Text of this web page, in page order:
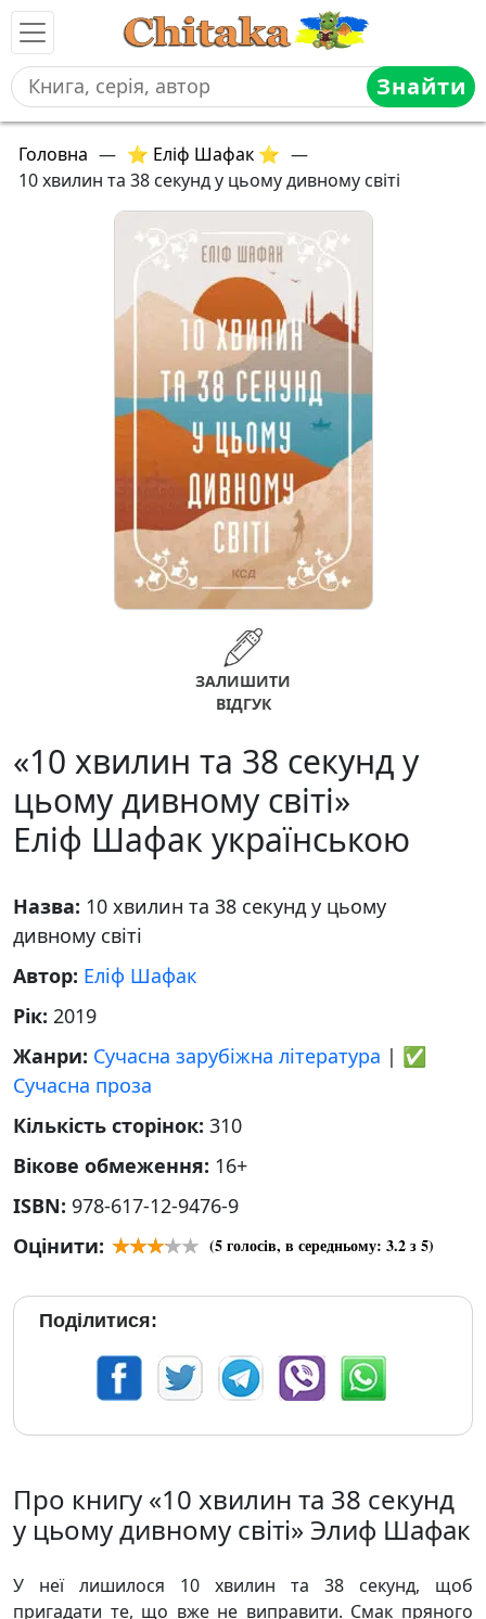
Знайти
Головна — ⭐ Еліф Шафак ⭐ —
10 хвилин та 38 секунд у цьому дивному світі
ЗАЛИШИТИ
ВІДГУК
«10 хвилин та 38 секунд у
цьому дивному світі»
Еліф Шафак українською
Назва: 10 хвилин та 38 секунд у цьому
дивному світі
Автор: Еліф Шафак
Рік: 2019
Жанри: Сучасна зарубіжна література | ✅
Сучасна проза
Кількість сторінок: 310
Вікове обмеження: 16+
ISBN: 978-617-12-9476-9
Оцінити:
(5голосів, в середньому: 3.2з 5)
Поділитися:
Про книгу «10 хвилин та 38 секунд
у цьому дивному світі» Элиф Шафак
У неї лишилося 10 хвилин та 38 секунд, щоб
пригадати те, що вже не виправити. Смак пряного